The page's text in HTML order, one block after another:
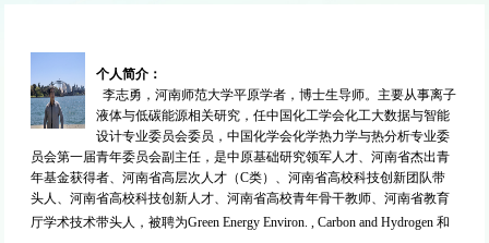
个人简介 ：
李志勇，河南师范大学平原学者，博士生导师。主要从事离子
液体与低碳能源相关研究，任中国化工学会化工大数据与智能
设计专业委员会委员，中国化学会化学热力学与热分析专业委
员会第一届青年委员会副主任，是中原基础研究领军人才、河南省杰出青
年基金获得者、河南省高层次人才（C类）、河南省高校科技创新团队带
头人、河南省高校科技创新人才、河南省高校青年骨干教师、河南省教育
厅学术技术带头人，被聘为Green Energy Environ. , Carbon and Hydrogen和